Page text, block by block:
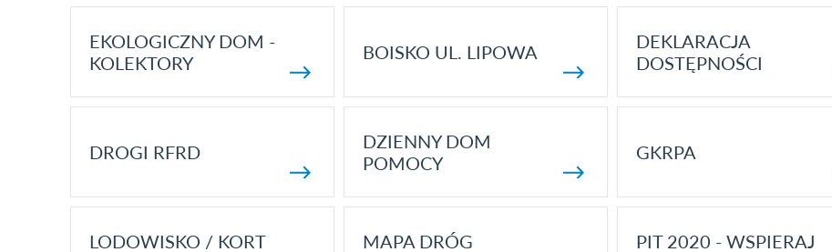
EKOLOGICZNY DOM -
KOLEKTORY
BOISKO UL. LIPOWA
DEKLARACJA
DOSTĘPNOŚCI
DROGI RFRD
DZIENNY DOM
POMOCY
GKRPA
LODOWISKO / KORT
MAPA DRÓG
PIT 2020 - WSPIERAJ